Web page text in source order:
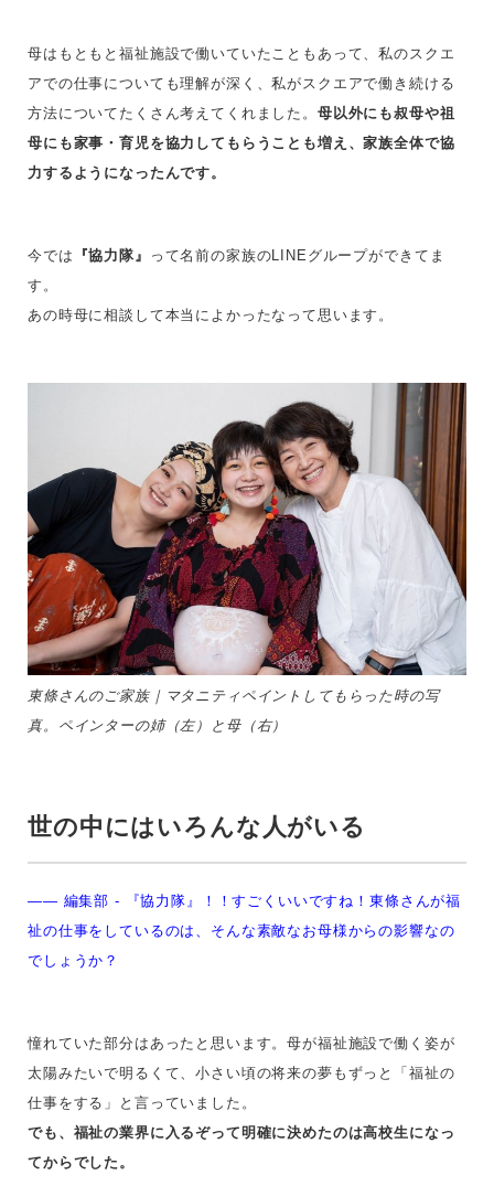
母はもともと福祉施設で働いていたこともあって、私のスクエ
アでの仕事についても理解が深く、私がスクエアで働き続ける
方法についてたくさん考えてくれました。 母以外にも叔母や祖
母にも家事・育児を協力してもらうことも増え、家族全体で協
力するようになったんです。
今では 『協力隊』
って名前の家族のLINEグループができてま
す。
あの時母に相談して本当によかったなって思います。
東條さんのご家族｜マタニティペイントしてもらった時の写
真。ペインターの姉（左）と母（右）
世の中にはいろんな人がいる
—— 編集部 -
『協力隊』！！すごくいいですね！東條さんが福
祉の仕事をしているのは、そんな素敵なお母様からの影響なの
でしょうか？
憧れていた部分はあったと思います。母が福祉施設で働く姿が
太陽みたいで明るくて、小さい頃の将来の夢もずっと「福祉の
仕事をする」と言っていました。
でも、福祉の業界に入るぞって明確に決めたのは高校生になっ
てからでした。